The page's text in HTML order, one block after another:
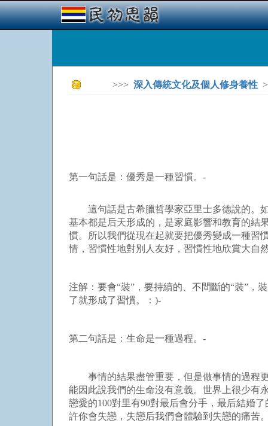
>>> 深入傳統文化及個人修身養性
第一句話是：優秀是一種習慣。-
這句話是古希臘哲學家亞里士多德說的。如
基本都是后天形成的，是家庭影響和教育的結
慣。所以我們從現在起就要把優秀變成一種習
情，習慣性地對別人友好，習慣性地欣賞大自
注解：要會“裝”，要持續的、不間斷的“裝”，
了就形成了習慣。：)-
第二句話是：生命是一種過程。-
事情的結果盡管重要，但是做事情的過程更
能因此說我們的生命沒有意義。世界上很少有
戀愛的100對里有90對最后會分手，最后結婚
許你會失戀，失戀后我們會體驗到失戀的痛苦